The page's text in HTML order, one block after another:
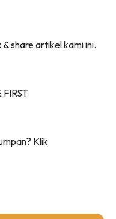
share artikel kami ini.
Klik